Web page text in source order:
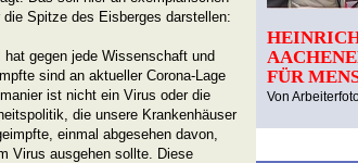
Spitze des Eisberges darstellen:
gegen jede Wissenschaft und
sind an aktueller Corona-Lage
ist nicht ein Virus oder die
die unsere Krankenhäuser
einmal abgesehen davon,
Virus ausgehen sollte. Diese
FÜR
Von